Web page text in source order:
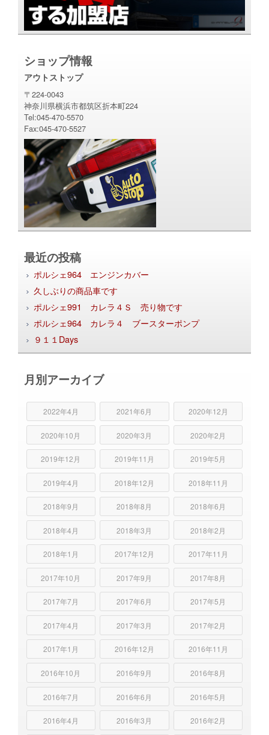
ショップ情報
アウトストップ
〒224-0043
神奈川県横浜市都筑区折本町224
Tel:045-470-5570
Fax:045-470-5527
最近の投稿
ポルシェ964 エンジンカバー
久しぶりの商品車です
ポルシェ991 カレラ４Ｓ 売り物です
ポルシェ964 カレラ４ ブースターポンプ
９１１Days
月別アーカイブ
2022年4月 2021年6月 2020年12月
2020年10月 2020年3月 2020年2月
2019年12月 2019年11月 2019年5月
2019年4月 2018年12月 2018年11月
2018年9月 2018年8月 2018年6月
2018年4月 2018年3月 2018年2月
2018年1月 2017年12月 2017年11月
2017年10月 2017年9月 2017年8月
2017年7月 2017年6月 2017年5月
2017年4月 2017年3月 2017年2月
2017年1月 2016年12月 2016年11月
2016年10月 2016年9月 2016年8月
2016年7月 2016年6月 2016年5月
2016年4月 2016年3月 2016年2月